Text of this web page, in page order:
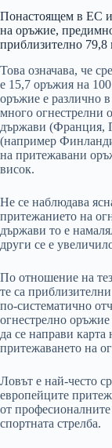
Понастоящем в ЕС
на оръжие,
приблизително
Това означава, че
е 15,7 оръжия на
оръжие е различно
много огнестрелни
държави (Франция,
(например
на притежавани
висок.
Не се наблюдава
притежанието на
държави то е
други се е
По отношение на
те са
по-систематично
огнестрелно
да се направи
притежаването на
Ловът е най-често
европейците
от
спортната стрелба.